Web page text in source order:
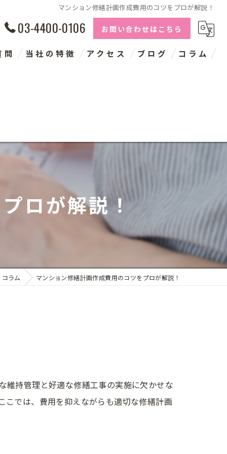
マンション修繕計画作成費用のコツをプロが解説！
03-4400-0106 お問い合わせはこちら
問 当社の特徴
神奈川の大規模修繕
千葉の大規模修繕
アクセス ブログ コラム
ロが解説！
コラム マンション修繕計画作成費用のコツをプロが解説！
維持管理と好適な修繕工事の実施に欠かせな
こでは、費用を抑えながらも適切な修繕計画